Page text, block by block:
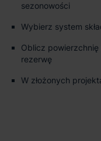
sezonowości
Wybierz system
Oblicz
rezerwę
W złożonych